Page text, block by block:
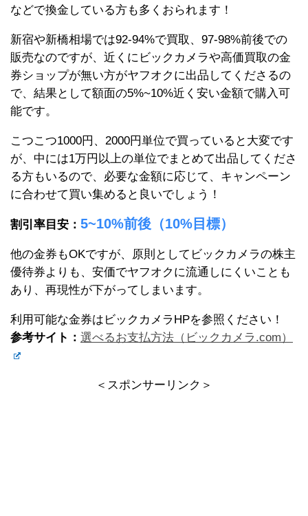
などで換金している方も多くおられます！
新宿や新橋相場では92-94%で買取、97-98%前後での
販売なのですが、近くにビックカメラや高価買取の金
券ショップが無い方がヤフオクに出品してくださるの
で、結果として額面の5%~10%近く安い金額で購入可
能です。
こつこつ1000円、2000円単位で買っていると大変です
が、中には1万円以上の単位でまとめて出品してくださ
る方もいるので、必要な金額に応じて、キャンペーン
に合わせて買い集めると良いでしょう！
割引率目安： 5~10%前後（10%目標）
他の金券もOKですが、原則としてビックカメラの株主
優待券よりも、安価でヤフオクに流通しにくいことも
あり、再現性が下がってしまいます。
利用可能な金券はビックカメラHPを参照ください！
参考サイト： 選べるお支払方法（ビックカメラ.com）
＜スポンサーリンク＞